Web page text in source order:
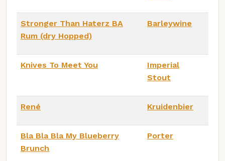
Stronger Than Haterz BA
Rum (dry Hopped)
Barleywine
Knives To Meet You
Imperial
Stout
René Kruidenbier
Bla Bla Bla My Blueberry
Brunch
Porter